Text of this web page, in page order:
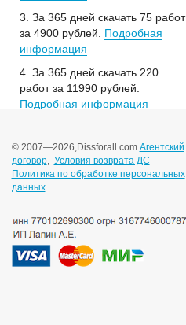
3. За 365 дней скачать 75 работ
за 4900 рублей. Подробная
информация
4. За 365 дней скачать 220
работ за 11990 рублей.
Подробная информация
© 2007—2026,Dissforall.com Агентский
договор, Условия возврата ДС
Политика по обработке персональных
данных